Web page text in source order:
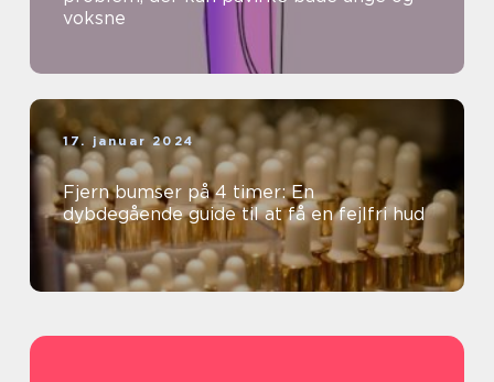
voksne
17. januar 2024
Fjern bumser på 4 timer: En
dybdegående guide til at få en fejlfri hud